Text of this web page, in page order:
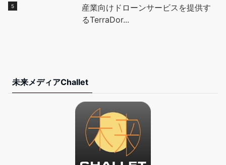
産業向けドローンサービスを提供す
るTerraDor...
未来メディアChallet